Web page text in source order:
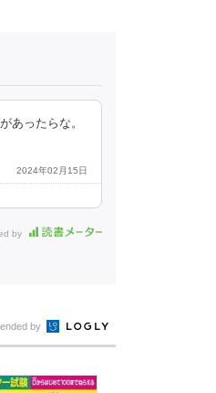
あったらな。
2024年02月15日
by
by